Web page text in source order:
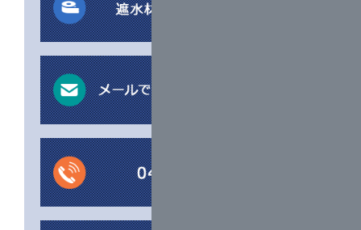
ぜひ皆さまのご来場心よりお待ちしておりま
す。
2024年7月9日
2024年7月23日から7月25日の3日間、北海道旭
川市アートホテル旭川2Fで開催される
番）
ぜひ皆さまのご来場心よりお待ちしておりま
す。